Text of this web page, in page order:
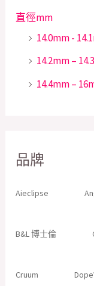
直徑mm
14.0mm -
14.2mm –
14.4mm –
品牌
Aieclipse
B&L 博士倫
Cruum